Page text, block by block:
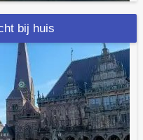
bij huis